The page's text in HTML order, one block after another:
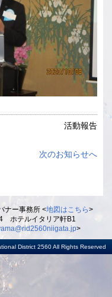
活動報告
次のお知らせへ
ナー事務所 <地図はこちら>
ホテルイタリア軒B1
>
District 2560 All Rights Reserved